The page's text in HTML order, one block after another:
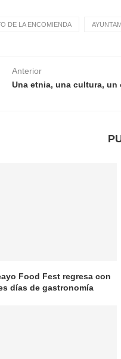
DE LA ENCOMIENDA
Anterior
Una etnia, una cultura, un
Food Fest regresa con
días de gastronomía